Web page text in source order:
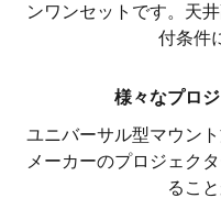
ンワンセットです。天
付条件
様々なプロ
ユニバーサル型マウン
メーカーのプロジェク
るこ